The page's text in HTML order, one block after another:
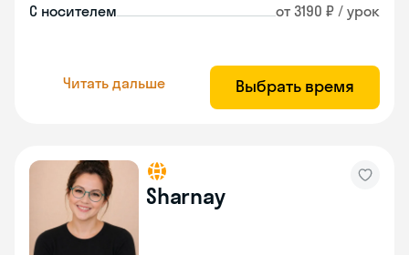
С носителем от 3190 ₽ / урок
Читать дальше Выбрать время
Sharnay